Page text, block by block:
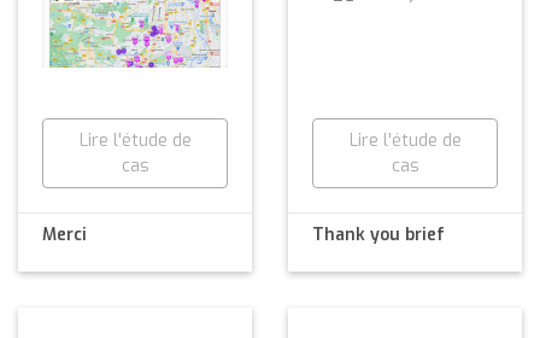
Lire l'étude de
cas
Merci
Lire l'étude de
cas
Thank you brief